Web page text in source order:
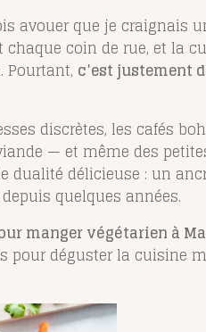
avouer que je craignais
coin de rue, et la
Pourtant, c’est justement
discrètes, les cafés
— et même des
dualité délicieuse : un
quelques années.
manger végétarien à
déguster la cuisine